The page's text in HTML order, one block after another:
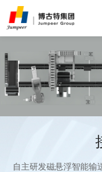
自主研发磁悬浮智能输